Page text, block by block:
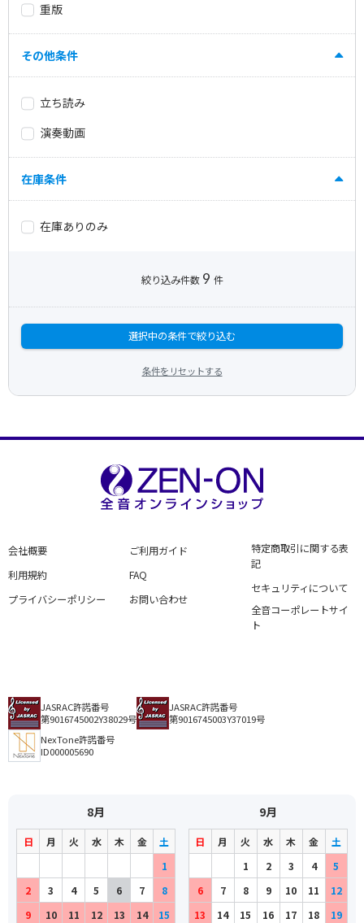
重版
その他条件
立ち読み
演奏動画
在庫条件
在庫ありのみ
絞り込み件数 9 件
選択中の条件で絞り込む
条件をリセットする
会社概要
利用規約
プライバシーポリシー
ご利用ガイド
FAQ
お問い合わせ
特定商取引に関する表
記
セキュリティについて
全音コーポレートサイ
ト
JASRAC許諾番号
第9016745002Y38029号
JASRAC許諾番号
第9016745003Y37019号
NexTone許諾番号
ID000005690
8月
日 月 火 水 木 金
土
1
2
3 4 5 6 7
8
9
10 11 12 13 14 15
9月
日 月 火 水 木 金
土
1
2 3 4
5
6
7 8 9 10 11
12
13
14 15 16 17 18 19